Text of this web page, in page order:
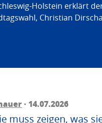
Holstein erklärt
Christian
· 14.07.2026
muss zeigen, was